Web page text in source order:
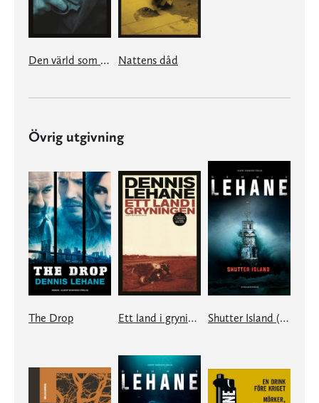
Den värld som var vår Nattens dåd
Övrig utgivning
The Drop Ett land i gryningen Shutter Island (Patient 67)